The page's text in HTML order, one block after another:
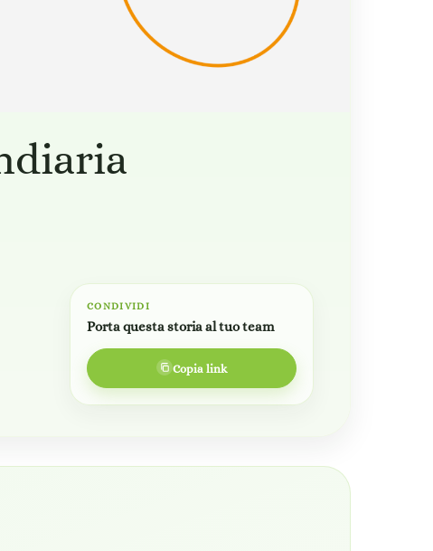
CONDIVIDI
Porta questa storia al tuo team
Copia link